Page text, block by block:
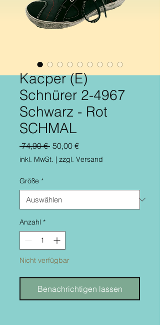
Kacper (E)
Schnürer 2-4967
Schwarz - Rot
SCHMAL
74,90 € Standardpreis
50,00 €Sale-
Preis
inkl. MwSt. | zzgl. Versand
Größe *
Anzahl *
Nicht verfügbar
Benachrichtigen lassen